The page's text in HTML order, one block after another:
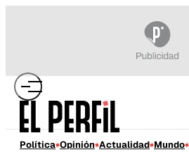
Política Opinión Actualidad Mundo